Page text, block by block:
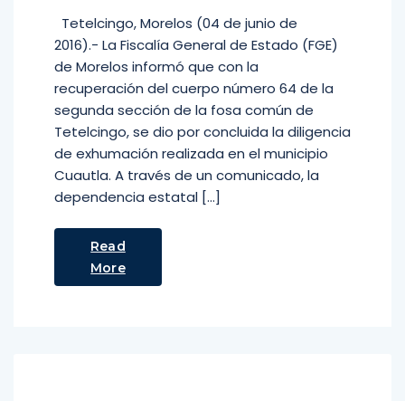
Tetelcingo, Morelos (04 de junio de
2016).- La Fiscalía General de Estado (FGE)
de Morelos informó que con la
recuperación del cuerpo número 64 de la
segunda sección de la fosa común de
Tetelcingo, se dio por concluida la diligencia
de exhumación realizada en el municipio
Cuautla. A través de un comunicado, la
dependencia estatal […]
Read
More